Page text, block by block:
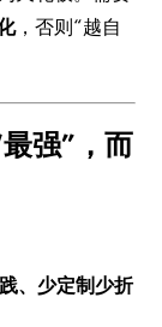
，否则“越自
强”，而
、少定制少折